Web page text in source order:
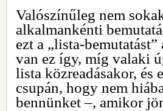
Valószínűleg nem
alkalmankénti
ezt a „lista-
van ez így, míg valaki
lista közreadásakor, és
csupán, hogy nem
bennünket –, amikor